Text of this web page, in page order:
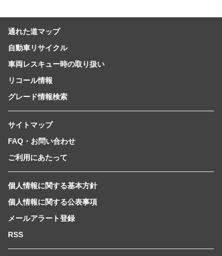
通れた道マップ
自動車リサイクル
車両レスキュー時の取り扱い
リコール情報
グレード情報検索
サイトマップ
FAQ・お問い合わせ
ご利用にあたって
個人情報に関する基本方針
個人情報に関する公表事項
メールアラート登録
RSS